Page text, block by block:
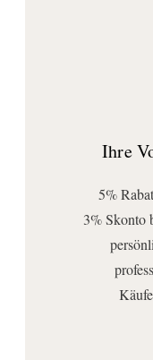
Ihre
5%
3% Skonto